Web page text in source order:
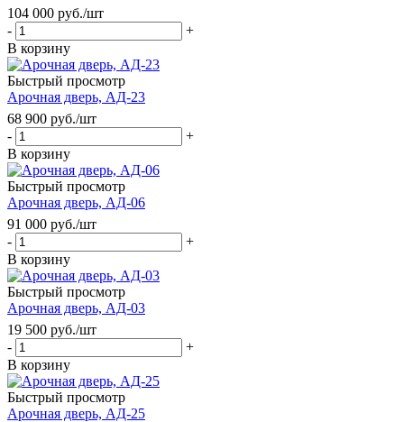
104 000 руб./шт
-
+
В корзину
Быстрый просмотр
Арочная дверь, АД-23
68 900 руб./шт
-
+
В корзину
Быстрый просмотр
Арочная дверь, АД-06
91 000 руб./шт
-
+
В корзину
Быстрый просмотр
Арочная дверь, АД-03
19 500 руб./шт
-
+
В корзину
Быстрый просмотр
Арочная дверь, АД-25